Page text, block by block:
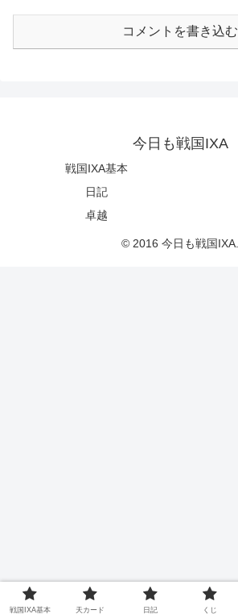
コメントを書き込む
今日も戦国IXA
戦国IXA基本
日記
卓越
© 2016 今日も戦国IXA.
戦国IXA基本 天カード 日記 くじ